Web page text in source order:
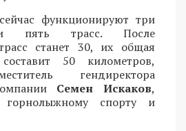
функционируют три
пять трасс. После
станет 30, их общая
50 километров,
гендиректора
Семен Искаков,
горнолыжному спорту и